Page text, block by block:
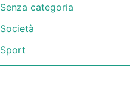
Senza categoria
Società
Sport